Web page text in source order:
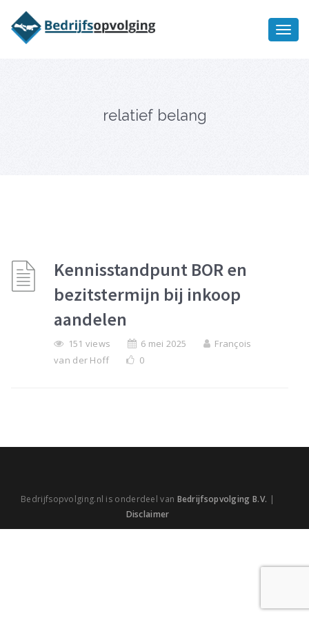
relatief belang
Kennisstandpunt BOR en
bezitstermijn bij inkoop
aandelen
151 views 6 mei 2025
François
van der Hoff
0
Bedrijfsopvolging.nl is onderdeel van Bedrijfsopvolging B.V. |
Disclaimer
bedrijfsopvolging voor fiscaal
juridisch advies
Ik wil meer informatie